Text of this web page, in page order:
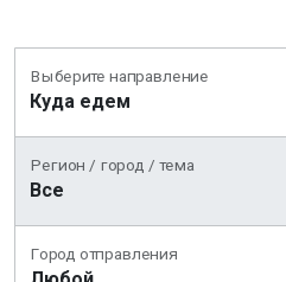
Выберите направление
Регион / город / тема
Город отправления